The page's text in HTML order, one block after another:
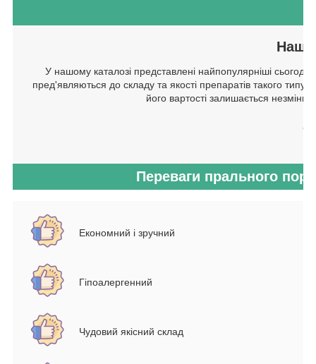
Наш
У нашому каталозі представлені найпопулярніші
пред'являються до складу та якості препаратів такого типу.
його вартості залишається
Переваги прального
Економний і зручний
Гіпоалергенний
Чудовий якісний склад